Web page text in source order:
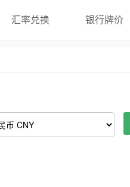
汇率兑换 银行牌价